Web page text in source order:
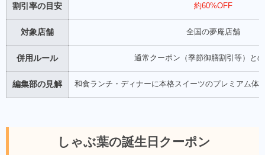
割引率の目安 約60%OFF
対象店舗 全国の夢庵店舗
併用ルール 通常クーポン（季節御膳割引等）と
編集部の見解 和食ランチ・ディナーに本格スイーツのプレミアム体
しゃぶ葉の誕生日クーポン